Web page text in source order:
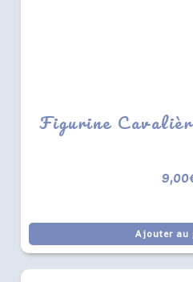
Figurine
9,00
Ajouter au